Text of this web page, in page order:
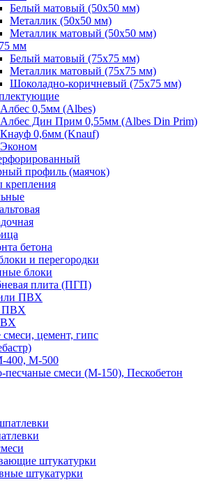
Белый матовый (50х50 мм)
Металлик (50х50 мм)
Металлик матовый (50х50 мм)
мм
Белый матовый (75х75 мм)
Металлик матовый (75х75 мм)
Шоколадно-коричневый (75х75 мм)
0,5мм (Albes)
Дин Прим 0,55мм (Albes Din Prim)
0,6мм (Knauf)
профиль (маячок)
крепления
бетона
и перегородки
блоки
плита (ПГП)
ПВХ
ПВХ
цемент, гипс
400, М-500
песчаные смеси (М-150), Пескобетон
штукатурки
штукатурки